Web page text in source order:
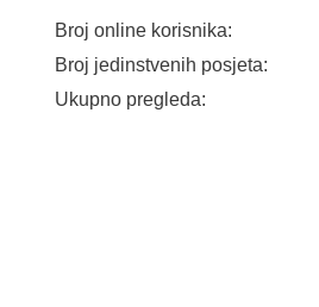
Broj online korisnika:
Broj jedinstvenih posjeta:
Ukupno pregleda: